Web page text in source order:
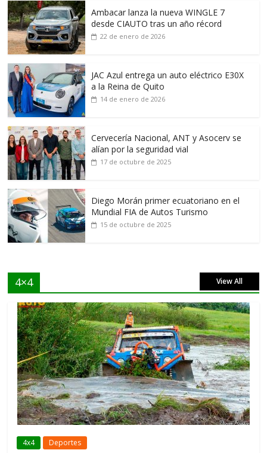
Ambacar lanza la nueva WINGLE 7
desde CIAUTO tras un año récord
22 de enero de 2026
JAC Azul entrega un auto eléctrico E30X
a la Reina de Quito
14 de enero de 2026
Cervecería Nacional, ANT y Asocerv se
alían por la seguridad vial
17 de octubre de 2025
Diego Morán primer ecuatoriano en el
Mundial FIA de Autos Turismo
15 de octubre de 2025
4×4 View All
4x4 Deportes